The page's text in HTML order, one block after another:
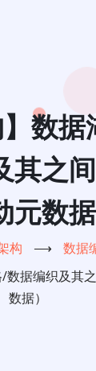
】数
其之
元数据
构 ⟶ 数据
/数据编织及其
数据）